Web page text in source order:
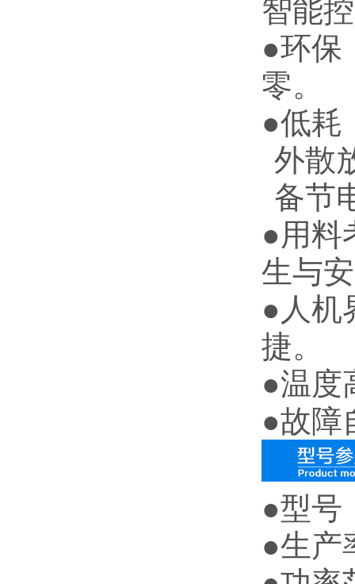
智能
●环保
零。
●低耗
外散
备节
●用料
生与
●人机
捷。
●温度
●故障
●型号
●生产